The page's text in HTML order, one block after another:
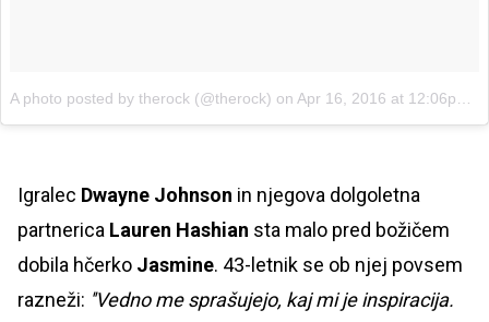
A photo posted by therock (@therock) on Apr 16, 2016 at 12:06pm PDT
Igralec Dwayne Johnson in njegova dolgoletna
partnerica Lauren Hashian sta malo pred božičem
dobila hčerko Jasmine. 43-letnik se ob njej povsem
razneži: ''Vedno me sprašujejo, kaj mi je inspiracija.